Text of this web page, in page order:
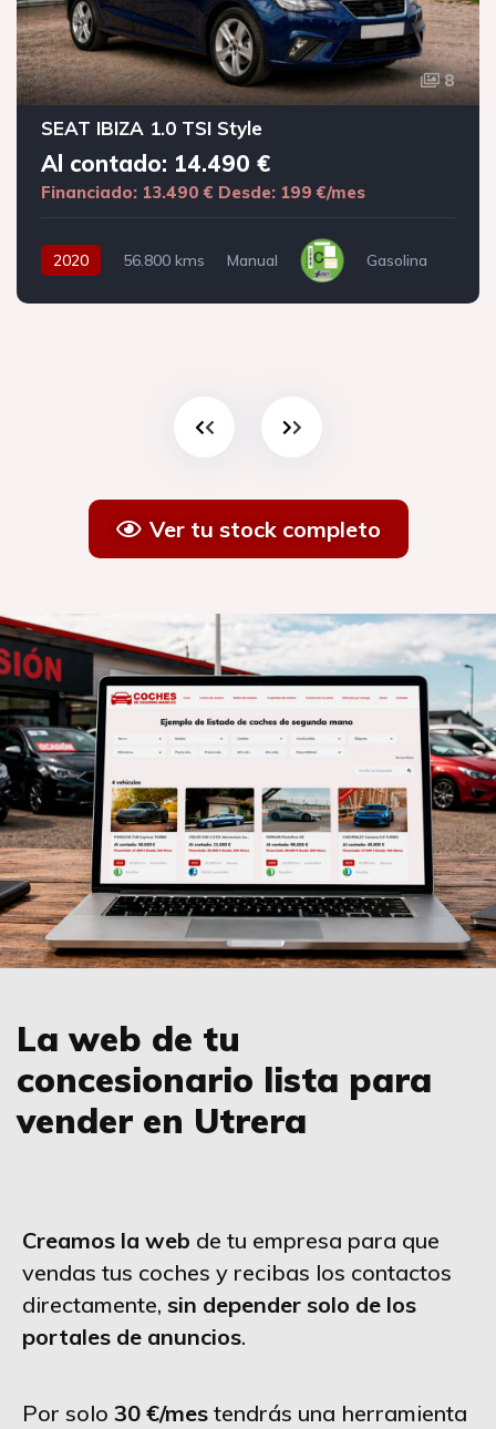
8
SEAT IBIZA 1.0 TSI Style
Al contado: 14.490 €
Financiado: 13.490 € Desde: 199 €/mes
2020 56.800 kms Manual Gasolina
Ver tu stock completo
La web de tu
concesionario lista para
vender en Utrera
Creamos la web de tu empresa para que
vendas tus coches y recibas los contactos
directamente, sin depender solo de los
portales de anuncios.
Por solo 30 €/mes tendrás una herramienta